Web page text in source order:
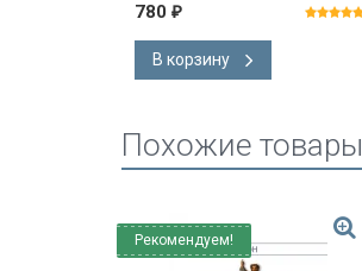
780 ₽
В корзину
Похожие товары
Рекомендуем!